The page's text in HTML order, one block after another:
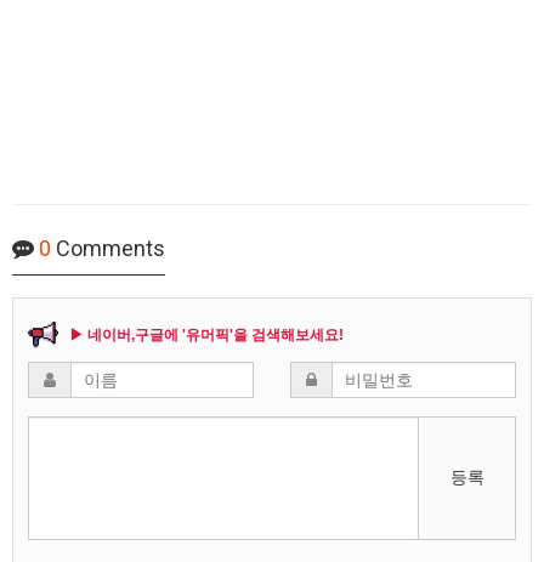
0 Comments
▶ 네이버,구글에 '유머픽'을 검색해보세요!
등록